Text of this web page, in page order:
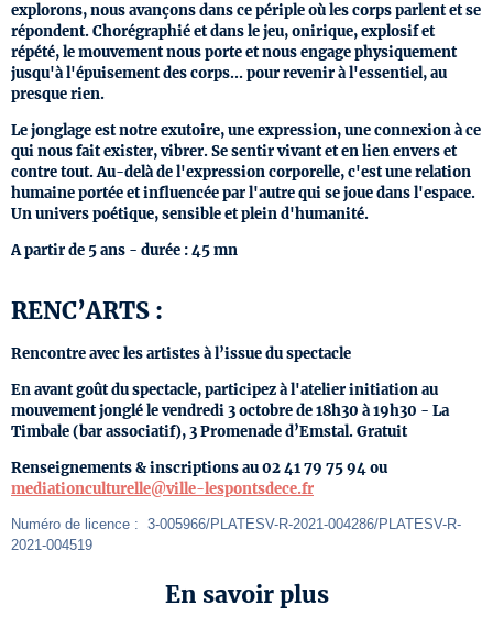
explorons, nous avançons dans ce périple où les corps parlent et se
répondent. Chorégraphié et dans le jeu, onirique, explosif et
répété, le mouvement nous porte et nous engage physiquement
jusqu'à l'épuisement des corps... pour revenir à l'essentiel, au
presque rien.
Le jonglage est notre exutoire, une expression, une connexion à ce
qui nous fait exister, vibrer. Se sentir vivant et en lien envers et
contre tout. Au-delà de l'expression corporelle, c'est une relation
humaine portée et influencée par l'autre qui se joue dans l'espace.
Un univers poétique, sensible et plein d'humanité.
A partir de 5 ans - durée : 45 mn
RENC’ARTS :
Rencontre avec les artistes à l’issue du spectacle
En avant goût du spectacle, participez à l'atelier initiation au
mouvement jonglé le vendredi 3 octobre de 18h30 à 19h30 - La
Timbale (bar associatif), 3 Promenade d’Emstal. Gratuit
Renseignements & inscriptions au 02 41 79 75 94 ou
mediationculturelle@ville-lespontsdece.fr
Numéro de licence :  3-005966/PLATESV-R-2021-004286/PLATESV-R-
2021-004519
En savoir plus